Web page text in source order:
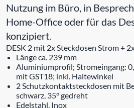
Nutzung im Büro, in
Home-Office oder für das
konzipiert.
DESK 2 mit 2x Steckdosen Strom +
Länge ca. 239 mm
Aluminiumprofil; Stromeingang:
mit GST18; inkl. Haltewinkel
2 Schutzkontaktsteckdosen mit
schwarz, 35° gedreht
Edelstahl, Inox